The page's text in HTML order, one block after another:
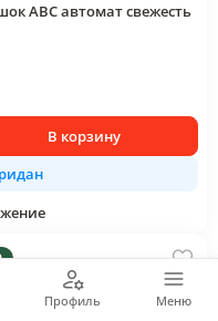
Профиль Меню
АВС автомат свежесть
В корзину
Grapefruit Динамик